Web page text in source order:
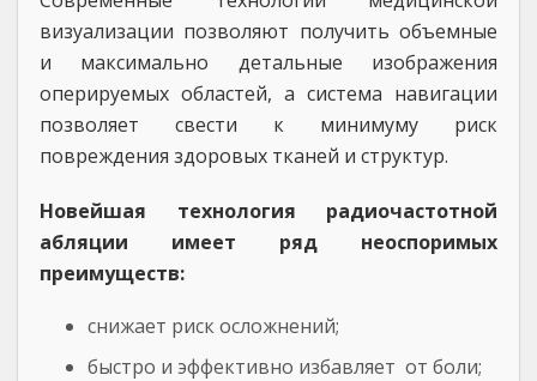
визуализации позволяют получить объемные
и максимально детальные изображения
оперируемых областей, а система навигации
позволяет свести к минимуму риск
повреждения здоровых тканей и структур.
Новейшая технология радиочастотной
абляции имеет ряд неоспоримых
преимуществ:
снижает риск осложнений;
быстро и эффективно избавляет от боли;